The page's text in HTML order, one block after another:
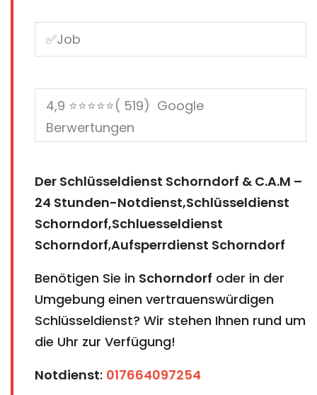
Der Schlüsseldienst Schorndorf & C.A.M –
24 Stunden-Notdienst,Schlüsseldienst
Schorndorf,Schluesseldienst
Schorndorf,Aufsperrdienst Schorndorf
Benötigen Sie in Schorndorf oder in der
Umgebung einen vertrauenswürdigen
Schlüsseldienst? Wir stehen Ihnen rund um
die Uhr zur Verfügung!
Notdienst: 017664097254